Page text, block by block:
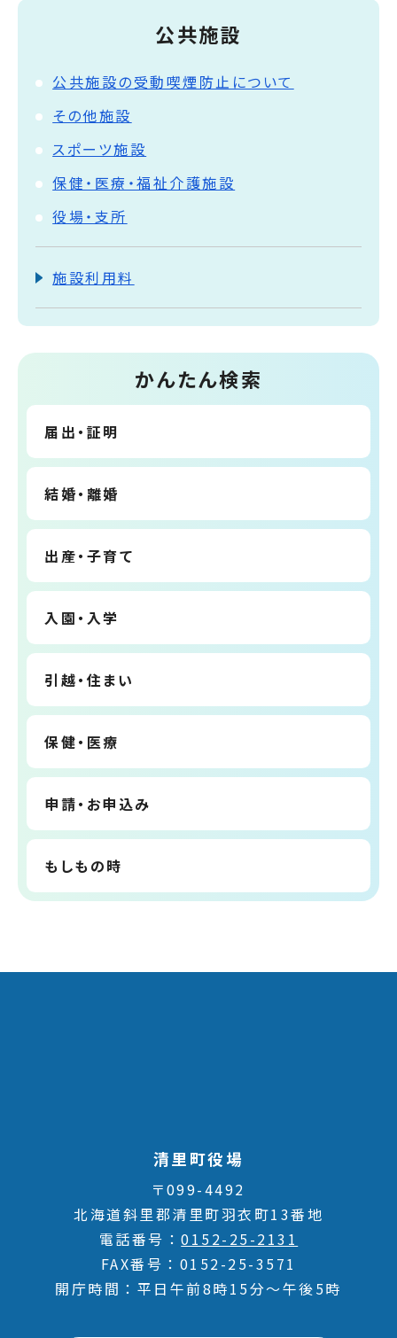
公共施設
公共施設の受動喫煙防止について
その他施設
スポーツ施設
保健・医療・福祉介護施設
役場・支所
施設利用料
かんたん検索
届出・証明
結婚・離婚
出産・子育て
入園・入学
引越・住まい
保健・医療
申請・お申込み
もしもの時
清里町役場
〒099-4492
北海道斜里郡清里町羽衣町13番地
電話番号
0152-25-2131
FAX番号
0152-25-3571
開庁時間
平日午前8時15分～午後5時